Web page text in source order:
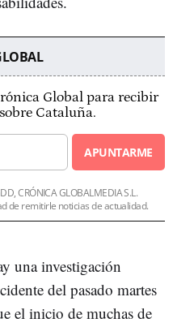
Global para recibir
Cataluña.
APUNTARME
CRÓNICA GLOBALMEDIA S.L.
de remitirle noticias de actualidad.
una investigación
del pasado martes
el inicio de muchas de